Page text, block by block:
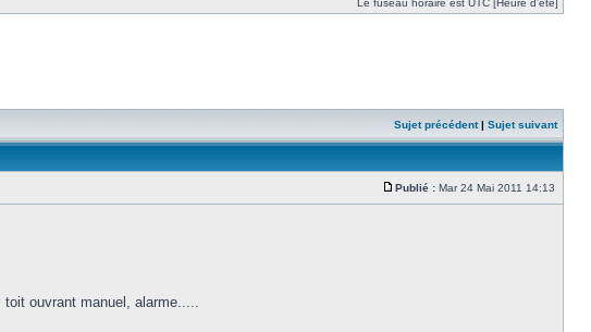
Le fuseau horaire est UTC [Heure d’été]
Sujet précédent| Sujet suivant
Publié : Mar 24 Mai 2011 14:13
ouvrant manuel, alarme.....